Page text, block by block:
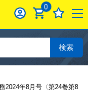
0
検索
2024年8月号〈第24巻第8